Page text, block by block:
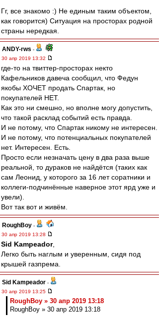
Гг, все знакомо :) Не единым таким объектом,
как говорится) Ситуация на просторах родной
страны нередкая.
ANDY-rws -
30 апр 2019 13:32
где-то на твиттер-просторах некто
Кафельников давеча сообщил, что Федун
якобы ХОЧЕТ продать Спартак, но
покупателей НЕТ.
Как это ни смешно, но вполне могу допустить,
что такой расклад событий есть правда.
И не потому, что Спартак никому не интересен.
И не потому, что потенциальных покупателей
нет. Интересен. Есть.
Просто если незначать цену в два раза выше
реальной, то дураков не найдётся (таких как
сам Леонид, у которого за 16 лет соратники и
коллеги-подчинённые наверное этот ярд уже и
увели).
Вот так вот и живём.
RoughBoy -
30 апр 2019 13:28
Sid Kampeador,
Легко быть наглым и уверенным, сидя под
крышей газпрема.
Sid Kampeador -
30 апр 2019 13:25
RoughBoy » 30 апр 2019 13:18
RoughBoy » 30 апр 2019 13:18